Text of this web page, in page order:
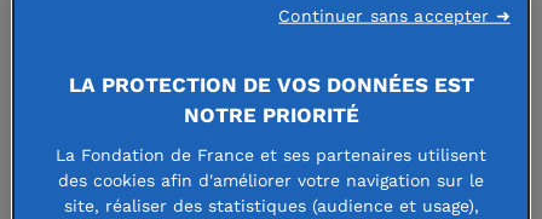
Déb’acteur
6 juillet 2023
LA PROTECTION DE VOS DONNÉES EST
NOTRE PRIORITÉ
La Fondation de France et ses partenaires utilisent
des cookies afin d'améliorer votre navigation sur le
site, réaliser des statistiques (audience et usage),
Continuer sans accepter ➜